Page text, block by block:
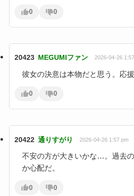
0 0
20423 MEGUMIファン 2026-04-26
彼女の決意は本物だと思う。応
0 0
20422 通りすがり 2026-04-26 1:57 pm
不安の方が大きいかな…。過去
か心配だ。
0 0